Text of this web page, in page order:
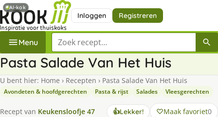
Inloggen Registreren
Menu Zoek een recept
Pasta Salade Van Het Huis
U bent hier: Home › Recepten › Pasta Salade Van Het Huis
Avondeten & hoofdgerechten Pasta & rijst Salades Vleesgerechten
Recept van Keukensloofje 47 👍Lekker! Maak favoriet0
AI-kok